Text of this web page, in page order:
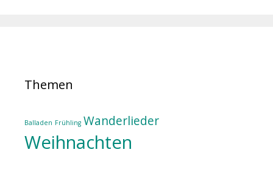
Themen
Balladen Frühling Wanderlieder
Weihnachten